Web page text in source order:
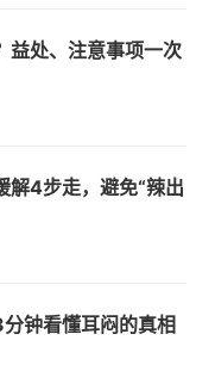
益处、注意事项一次
解4步走，避免“辣出
钟看懂耳闷的真相